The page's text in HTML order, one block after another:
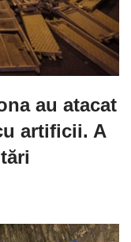
au atacat
artificii. A